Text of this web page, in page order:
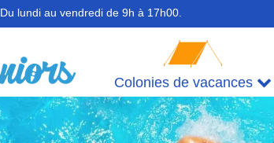
Du lundi au vendredi de 9h à 17h00.
Colonies de vacances